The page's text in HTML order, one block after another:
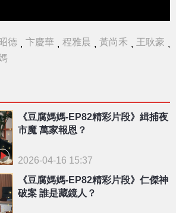
德 , 卞慶華 , 程雅晨 , 黃尚禾 , 王耿豪 ,
《豆腐媽媽-EP82精彩片段》緝捕夜
市魔 萬家報恩？
2026-04-16 15:37
《豆腐媽媽-EP82精彩片段》仁傑神
破案 誰是藏鏡人？